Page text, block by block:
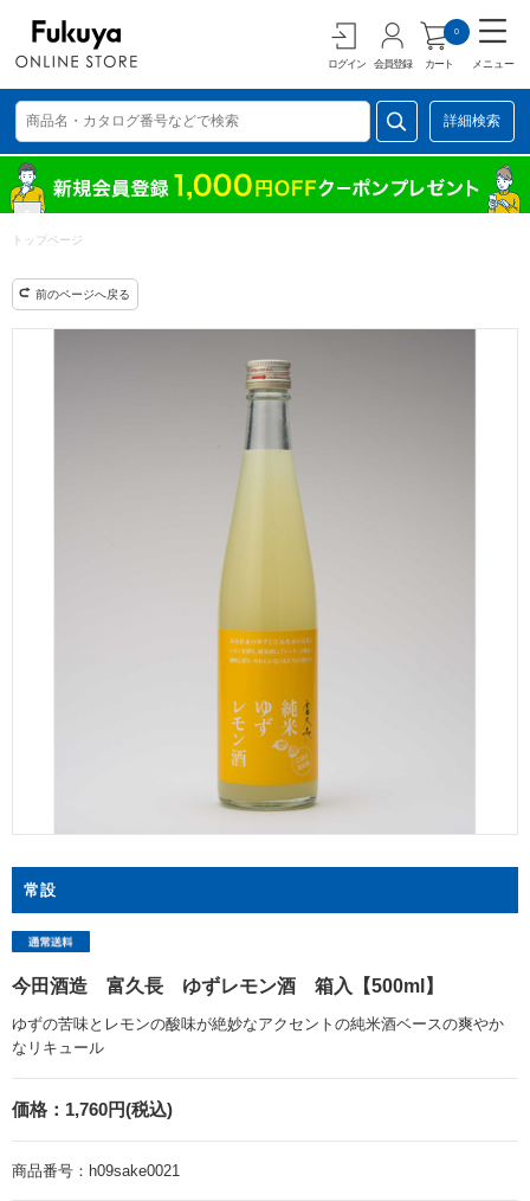
ログイン 会員登録 カート
0
メニュー
詳細検索
トップページ
前のページへ戻る
常設
今田酒造 富久長 ゆずレモン酒 箱入【500ml】
ゆずの苦味とレモンの酸味が絶妙なアクセントの純米酒ベースの爽やか
なリキュール
価格： 1,760円(税込)
商品番号： h09sake0021